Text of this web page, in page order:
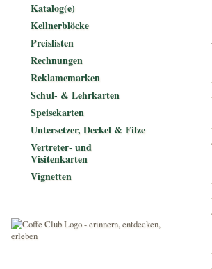
Katalog(e)
Kellnerblöcke
Preislisten
Rechnungen
Reklamemarken
Schul- & Lehrkarten
Speisekarten
Untersetzer, Deckel & Filze
Vertreter- und
Visitenkarten
Vignetten